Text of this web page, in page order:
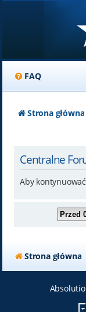
FAQ
Strona główna
Centralne
Aby
Strona główna